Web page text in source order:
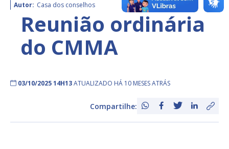
Autor: Casa dos conselhos
Reunião ordinária
do CMMA
03/10/2025 14H13ATUALIZADO HÁ 10 MESES ATRÁS
Compartilhe: